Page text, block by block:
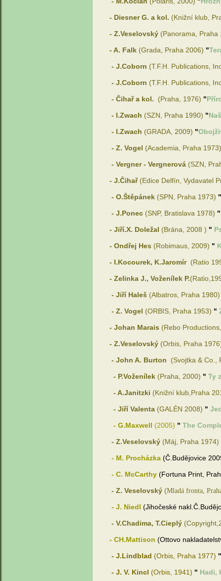
- Diesner G. a kol. (Knižní klub,
- Z.Veselovský (Panorama, Praha
- A. Falk (Grada, Praha 2006) "
- J.Coborn (T.F.H. Publications,
- J.Coborn (T.F.H. Publications,
- Čihař a kol. (Praha, 1976) "
- I.Zwach (SZN, Praha 1990) "
- I.Zwach (GRADA, 2009) "
- Z. Vogel (Academia, Praha
- Vergner - Vergnerová (SZN,
- J.Čihař (Edice Delfín, Vydavatel
- O.Štěpánek (SPN, Praha 1973) "
- J.Ponec (SNP, Bratislava 1978) "
- Jiří.X. Doležal (Brána, 2008 ) "
- Ondřej Hes (Robimaus, 2009) "
- I.Kocourek, K.Jaromír (Ratio
- Zelinka J., Voženílek P.
- Jiří Haleš (Albatros, Praha
- Z. Vogel (ORBIS, Praha 1953) "
- Johan Marais (Rebo
- Z.Veselovský (Orbis, Praha
- John A. Burton (Svojtka & Co.,
- P.Voženílek (Praha, 2000) " Ty
- A.Janitzki (Knižní klub,Praha
- Jiří Valenta (GALÉN 2008) "
- G.Maxwell (2005) " The
- Z.Veselovský (Máj, Praha 1974)
- M. Procházka (Č.Budějovice
- C. McCarthy (Fortuna Print,
- Z. Veselovský (Mladá fronta,
- J. Niedl (Jihočeské
- V.Chadima, T.Cieplý
- CH.Mattison (Ottovo
- J.Lindblad (Orbis, Praha 1977)
- J. V. Kincl (Orbis, 1941) " Hadi,